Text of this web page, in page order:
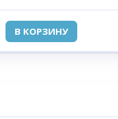
В КОРЗИНУ